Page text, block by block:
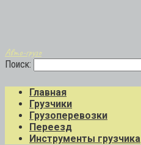
Авто-грузо
Поиск:
Главная
Грузчики
Грузоперевозки
Переезд
Инструменты грузчика